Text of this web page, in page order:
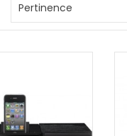
Pertinence